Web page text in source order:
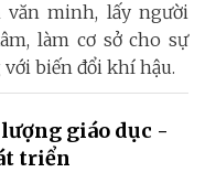
minh, lấy người
làm cơ sở cho sự
biến đổi khí hậu.
giáo dục -
triển